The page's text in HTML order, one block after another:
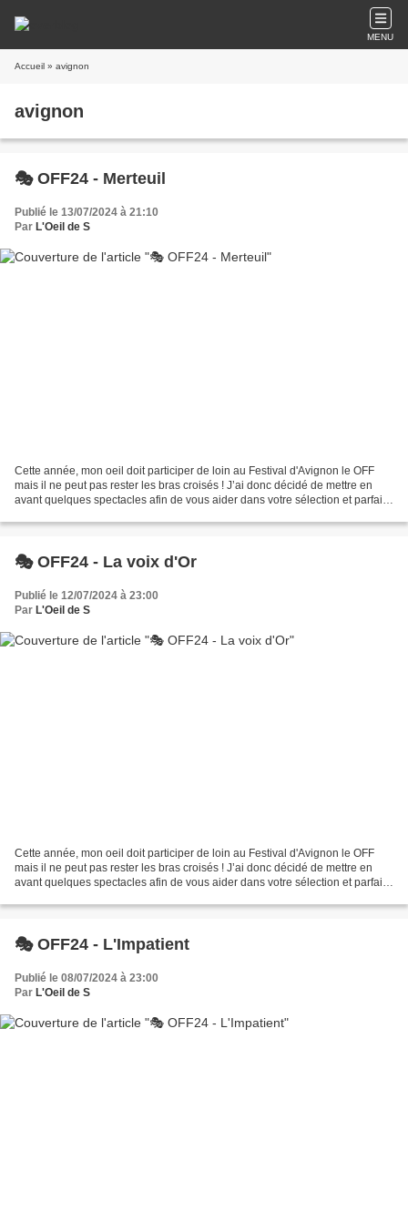
MENU
Accueil » avignon
avignon
🎭 OFF24 - Merteuil
Publié le 13/07/2024 à 21:10
Par L'Oeil de S
Cette année, mon oeil doit participer de loin au Festival d'Avignon le OFF
mais il ne peut pas rester les bras croisés ! J’ai donc décidé de mettre en
avant quelques spectacles afin de vous aider dans votre sélection et parfaire
🎭 OFF24 - La voix d'Or
Publié le 12/07/2024 à 23:00
Par L'Oeil de S
Cette année, mon oeil doit participer de loin au Festival d'Avignon le OFF
mais il ne peut pas rester les bras croisés ! J’ai donc décidé de mettre en
avant quelques spectacles afin de vous aider dans votre sélection et parfaire
🎭 OFF24 - L'Impatient
Publié le 08/07/2024 à 23:00
Par L'Oeil de S